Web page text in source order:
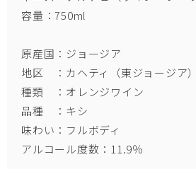
容量：750ml
原産国：ジョージア
地区 ：カヘティ（東ジョージア）
種類 ：オレンジワイン
品種 ：キシ
味わい：フルボディ
アルコール度数：11.9％